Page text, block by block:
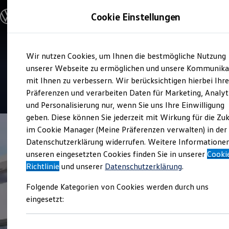
Hauptinhalt
springen
Footer
springen
Modelle & Konfigurator
Nutzfahrzeugkategorien entdecken
Modelle konfigurieren
Vorgängermodelle und Oldtimer
Vorgängermodelle
Oldtimer
Bulli Historie
Branchenlösungen & Gewerbekunden
Umbaulösungen und Hersteller finden
Auf- und Umbauten entdecken & konfigurieren
Groß- und Sonderkunden
Großkunden
Kommunen & Behörden
Journalisten
Sportvereine
Branchenlösungen
Gewerbliche Personenbeförderung
Service & mobile Werkstätten
Kühlfahrzeuge
Service
Auto Hofstätter e. K.
4.9| 117 Bewertungen
Cookie Einstellungen
Wir nutzen Cookies, um Ihnen die bestmögliche Nutzung
unserer Webseite zu ermöglichen und unsere
mit Ihnen zu verbessern. Wir berücksichtigen hierbei Ihre
Präferenzen und verarbeiten Daten für Marketing,
und Personalisierung nur, wenn Sie uns Ihre Einwilligung
geben. Diese können Sie jederzeit mit Wirkung für die
im Cookie Manager (Meine Präferenzen verwalten) in der
Datenschutzerklärung widerrufen. Weitere
unseren eingesetzten Cookies finden Sie in unserer
Richtlinie und unserer Datenschutzerklärung.
Folgende Kategorien von Cookies werden durch uns
eingesetzt: